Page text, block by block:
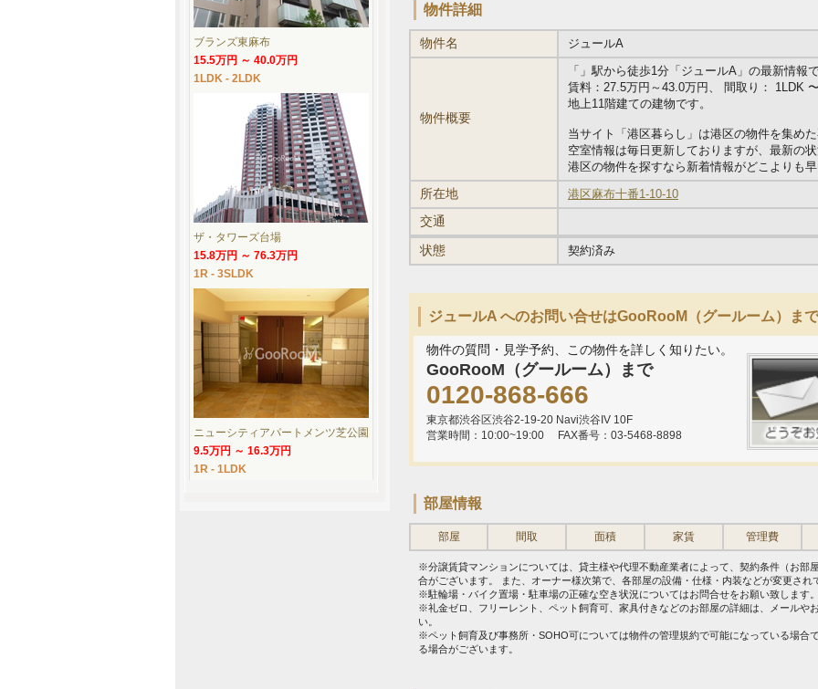
物件詳細
物件名 ジュールA
物件概要
「 」駅から徒歩1分「ジュールA」の最新情報
賃料：27.5万円～43.0万円、 間取り： 1LDK
地上11階建ての建物です。
当サイト「港区暮らし」は港区の物件を集めた
空室情報は毎日更新しておりますが、最新の
港区の物件を探すなら新着情報がどこよりも
所在地 港区麻布十番1-10-10
交通
状態
契約済み
ジュールA へのお問い合せはGooRooM（グールーム）まで
物件の質問・見学予約、この物件を詳しく知りたい。
GooRooM（グールーム）まで
0120-868-666
東京都渋谷区渋谷2-19-20 Navi渋谷IV 10F
営業時間：10:00~19:00
FAX番号：03-5468-8898
部屋情報
部屋 間取 面積 家賃 管理費
※分譲賃貸マンションについては、貸主様や代理不動産業者によって、契約条件（お部
合がございます。 また、オーナー様次第で、各部屋の設備・仕様・内装などが変更され
※駐輪場・バイク置場・駐車場の正確な空き状況についてはお問合せをお願い致します。
※礼金ゼロ、フリーレント、ペット飼育可、家具付きなどのお部屋の詳細は、メールや
い。
※ペット飼育及び事務所・SOHO可については物件の管理規約で可能になっている場合
る場合がございます。
ブランズ東麻布
15.5万円 ～ 40.0万円
1LDK - 2LDK
ザ・タワーズ台場
15.8万円 ～ 76.3万円
1R - 3SLDK
ニューシティアパートメンツ芝公園
9.5万円 ～ 16.3万円
1R - 1LDK